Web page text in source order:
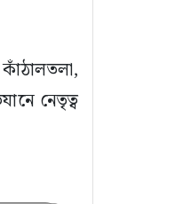
নেতৃত্ব